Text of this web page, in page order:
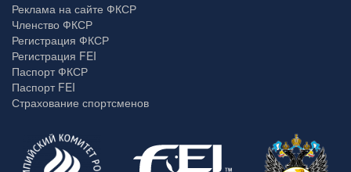
Реклама на сайте ФКСР
Членство ФКСР
Регистрация ФКСР
Регистрация FEI
Паспорт ФКСР
Паспорт FEI
Страхование спортсменов